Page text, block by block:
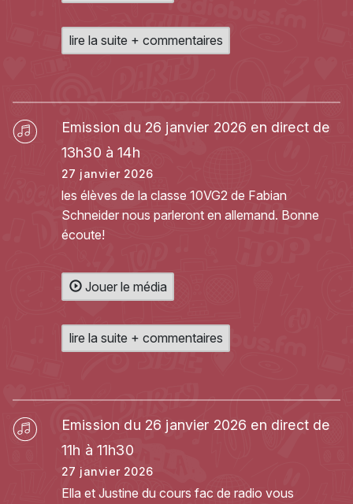
lire la suite + commentaires
Emission du 26 janvier 2026 en direct de
13h30 à 14h
27 janvier 2026
les élèves de la classe 10VG2 de Fabian
Schneider nous parleront en allemand. Bonne
écoute!
Jouer le média
lire la suite + commentaires
Emission du 26 janvier 2026 en direct de
11h à 11h30
27 janvier 2026
Ella et Justine du cours fac de radio vous